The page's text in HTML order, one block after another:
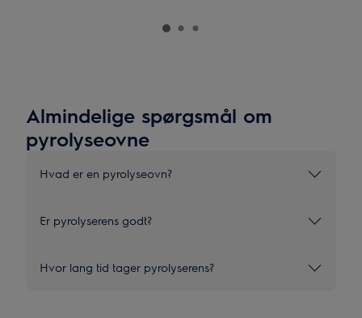
Almindelige spørgsmål om
pyrolyseovne
Hvad er en pyrolyseovn?
Er pyrolyserens godt?
Hvor lang tid tager pyrolyserens?